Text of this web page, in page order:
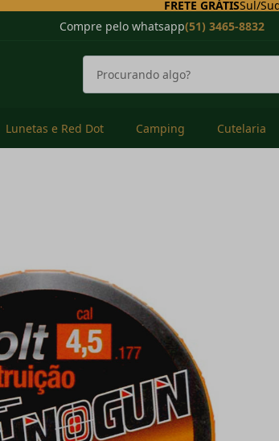
FRETE GRÁTISSul/
Compre pelo whatsapp(51) 3465-8832
Lunetas e Red Dot Camping Cutelaria